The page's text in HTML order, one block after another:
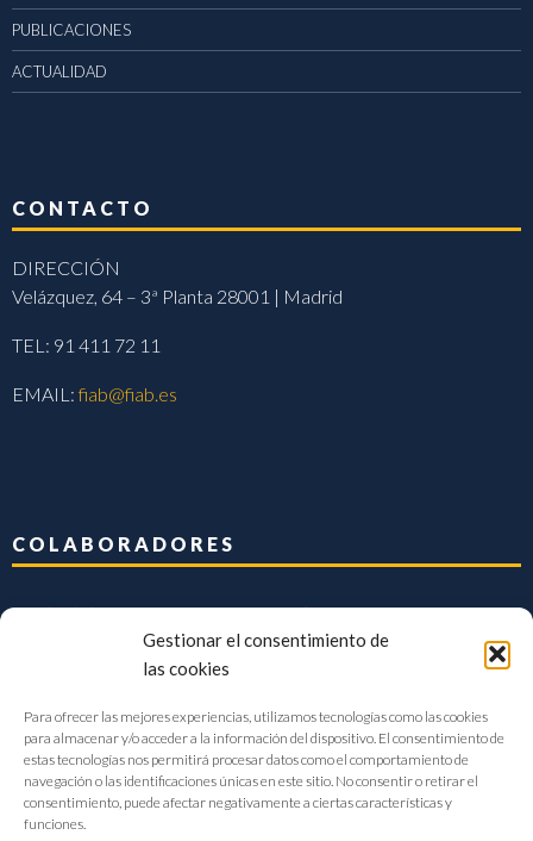
Gestionar el consentimiento de
las cookies
Para ofrecer las mejores experiencias, utilizamos tecnologías como las cookies
para almacenar y/o acceder a la información del dispositivo. El consentimiento de
estas tecnologías nos permitirá procesar datos como el comportamiento de
navegación o las identificaciones únicas en este sitio. No consentir o retirar el
consentimiento, puede afectar negativamente a ciertas características y
funciones.
PUBLICACIONES
ACTUALIDAD
CONTACTO
DIRECCIÓN
Velázquez, 64 – 3ª Planta 28001 | Madrid
TEL: 91 411 72 11
EMAIL:fiab@fiab.es
COLABORADORES